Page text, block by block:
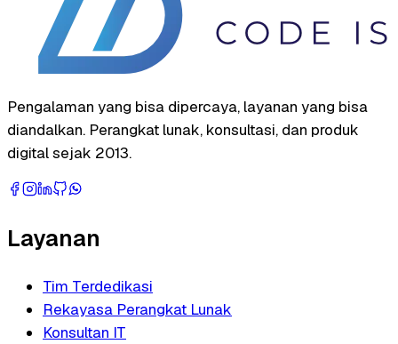
Pengalaman yang bisa dipercaya, layanan yang bisa
diandalkan. Perangkat lunak, konsultasi, dan produk
digital sejak 2013.
Layanan
Tim Terdedikasi
Rekayasa Perangkat Lunak
Konsultan IT